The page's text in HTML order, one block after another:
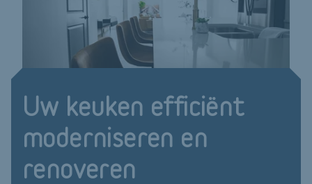
Uw keuken efficiënt
moderniseren en
renoveren